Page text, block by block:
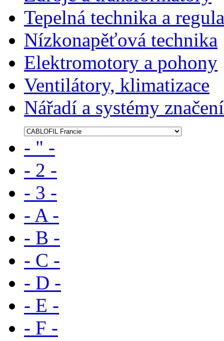
Tepelná technika a
Nízkonapěťová technika
Elektromotory a pohony
Ventilátory, klimatizace
Nářadí a systémy značení
- " -
- 2 -
- 3 -
- A -
- B -
- C -
- D -
- E -
- F -